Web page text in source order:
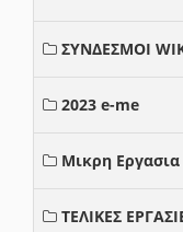
ΣΥΝΔΕΣΜΟΙ
2023 e-me
Μικρη Εργασια
ΤΕΛΙΚΕΣ